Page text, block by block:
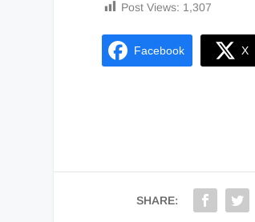
Post Views: 1,307
Facebook X
SHARE: